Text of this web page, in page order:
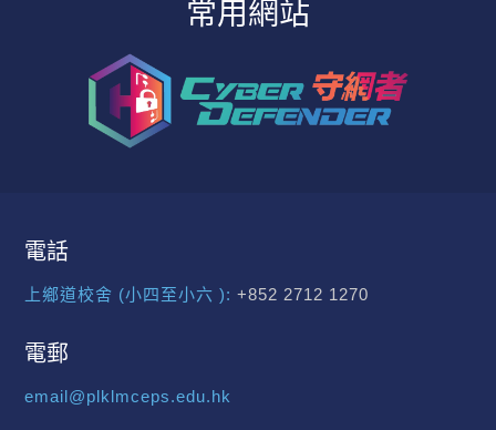
常用網站
電話
上鄉道校舍 (小四至小六 ): +852 2712 1270
電郵
email@plklmceps.edu.hk